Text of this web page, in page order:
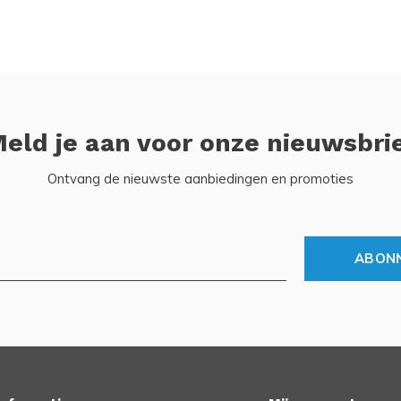
je aan voor onze
Ontvang de nieuwste aanbiedingen en promoties